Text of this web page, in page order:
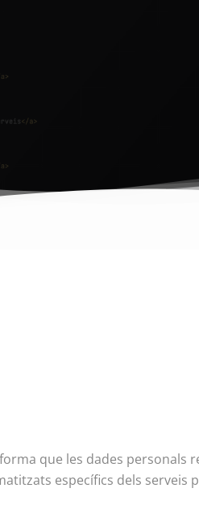
que les dades personals
específics dels serveis